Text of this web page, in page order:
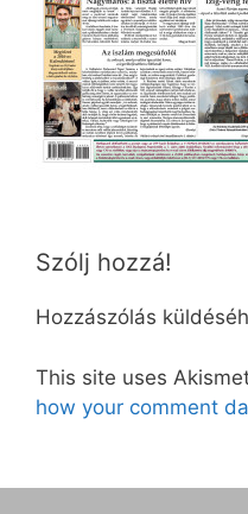
Szólj hozzá!
Hozzászólás
This site uses
how your comment